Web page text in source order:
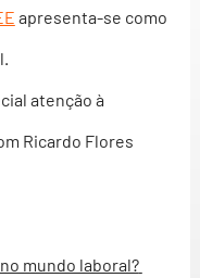
apresenta-se como
atenção à
Ricardo Flores
mundo laboral?